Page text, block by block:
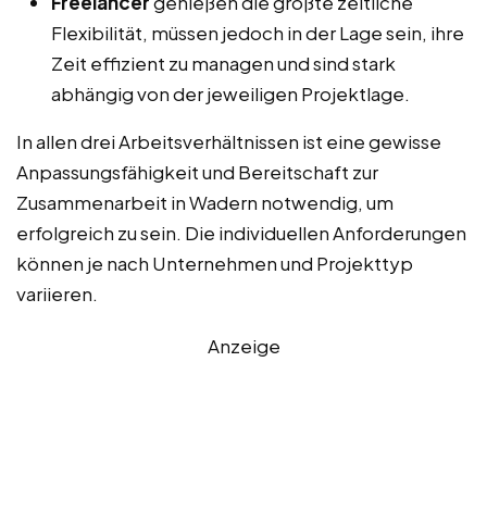
Flexibilität, müssen jedoch in der Lage sein, ihre
Zeit effizient zu managen und sind stark
abhängig von der jeweiligen Projektlage.
In allen drei Arbeitsverhältnissen ist eine gewisse
Anpassungsfähigkeit und Bereitschaft zur
Zusammenarbeit in Wadern notwendig, um
erfolgreich zu sein. Die individuellen Anforderungen
können je nach Unternehmen und Projekttyp
variieren.
Anzeige